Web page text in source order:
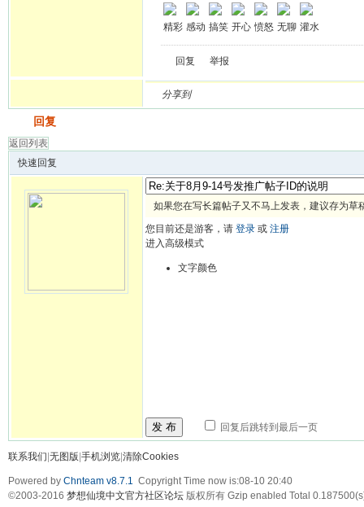
精彩 感动 搞笑 开心 愤怒 无聊 灌水
回复 举报
分享到
回复
返回列表
快速回复
如果您在写长篇帖子又不马上发表，建议存为草
您目前还是游客，请 登录 或 注册
进入高级模式
文字颜色
发 布 回复后跳转到最后一页
联系我们 无图版 手机浏览 清除Cookies
Powered by Chnteam v8.7.1 Copyright Time now is:08-10 20:40
©2003-2016 梦想仙境中文官方社区论坛 版权所有 Gzip enabled Total